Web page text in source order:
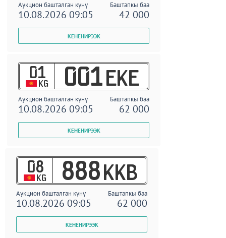
Аукцион башталган күнү Баштапкы баа
10.08.2026 09:05 42 000
01
KG 001 EKE
Аукцион башталган күнү Баштапкы баа
10.08.2026 09:05 62 000
08
KG 888 KKB
Аукцион башталган күнү Баштапкы баа
10.08.2026 09:05 62 000